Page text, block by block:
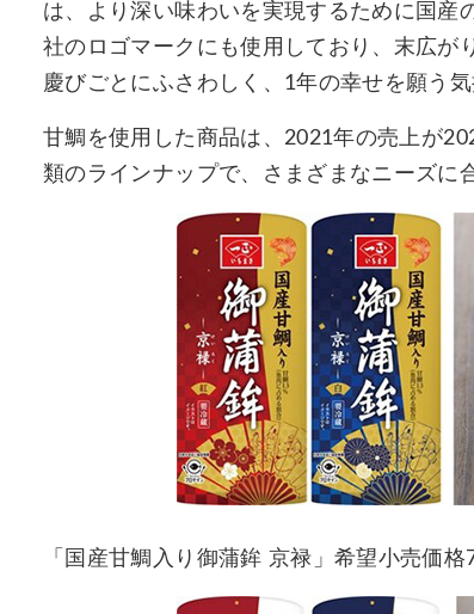
は、より深い味わいを実現するために国産
社のロゴマークにも使用しており、末広が
慶びごとにふさわしく、1年の幸せを願う気
甘鯛を使用した商品は、2021年の売上が
類のラインナップで、さまざまなニーズに
「国産甘鯛入り御蒲鉾 京禄」希望小売価